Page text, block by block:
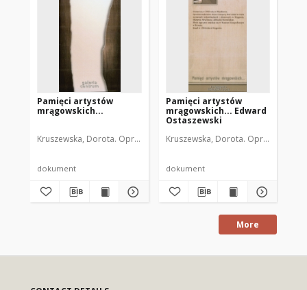
Pamięci artystów
mrągowskich...
Kruszewska, Dorota. Oprac.
dokument
Pamięci artystów
mrągowskich... Edward
Ostaszewski
Kruszewska, Dorota. Oprac.
dokument
More